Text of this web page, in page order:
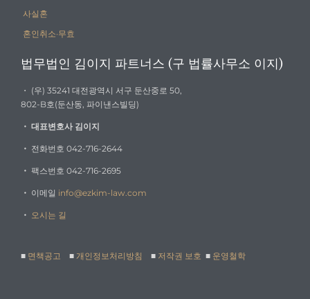
사실혼
혼인취소·무효
법무법인 김이지 파트너스 (구 법률사무소 이지)
・ (우) 35241 대전광역시 서구 둔산중로 50,
802-B호(둔산동, 파이낸스빌딩)
・ 대표변호사 김이지
・ 전화번호 042-716-2644
・ 팩스번호 042-716-2695
・ 이메일 info@ezkim-law.com
・ 오시는 길
■ 면책공고 ■ 개인정보처리방침 ■ 저작권 보호 ■ 운영철학